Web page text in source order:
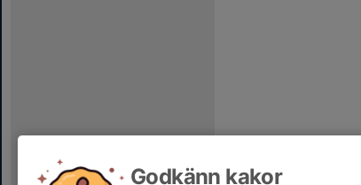
Godkänn kakor